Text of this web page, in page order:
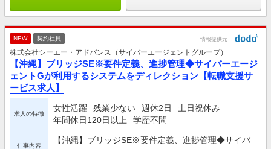
NEW 契約社員 情報提供元
株式会社シーエー・アドバンス（サイバーエージェントグループ）
【沖縄】ブリッジSE※要件定義、進捗管理◆サイバーエージ
ェントGが利用するシステムをディレクション【転職支援サ
ービス求人】
求人の特徴
女性活躍 残業少ない 週休2日
土日祝休み
年間休日120日以上
学歴不問
仕事内容
【沖縄】ブリッジSE※要件定義、進捗管理◆サイバ